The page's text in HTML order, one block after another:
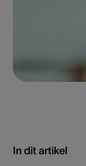
In dit artikel